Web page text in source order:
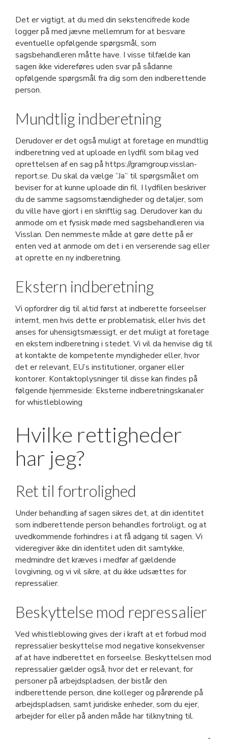
Det er vigtigt, at du med din sekstencifrede kode
logger på med jævne mellemrum for at besvare
eventuelle opfølgende spørgsmål, som
sagsbehandleren måtte have. I visse tilfælde kan
sagen ikke videreføres uden svar på sådanne
opfølgende spørgsmål fra dig som den indberettende
person.
Mundtlig indberetning
Derudover er det også muligt at foretage en mundtlig
indberetning ved at uploade en lydfil som bilag ved
oprettelsen af en sag på https://gramgroup.visslan-
report.se. Du skal da vælge ”Ja” til spørgsmålet om
beviser for at kunne uploade din fil. I lydfilen beskriver
du de samme sagsomstændigheder og detaljer, som
du ville have gjort i en skriftlig sag. Derudover kan du
anmode om et fysisk møde med sagsbehandleren via
Visslan. Den nemmeste måde at gøre dette på er
enten ved at anmode om det i en verserende sag eller
at oprette en ny indberetning.
Ekstern indberetning
Vi opfordrer dig til altid først at indberette forseelser
internt, men hvis dette er problematisk, eller hvis det
anses for uhensigtsmæssigt, er det muligt at foretage
en ekstern indberetning i stedet. Vi vil da henvise dig til
at kontakte de kompetente myndigheder eller, hvor
det er relevant, EU’s institutioner, organer eller
kontorer. Kontaktoplysninger til disse kan findes på
følgende hjemmeside: Eksterne indberetningskanaler
for whistleblowing
Hvilke rettigheder
har jeg?
Ret til fortrolighed
Under behandling af sagen sikres det, at din identitet
som indberettende person behandles fortroligt, og at
uvedkommende forhindres i at få adgang til sagen. Vi
videregiver ikke din identitet uden dit samtykke,
medmindre det kræves i medfør af gældende
lovgivning, og vi vil sikre, at du ikke udsættes for
repressalier.
Beskyttelse mod repressalier
Ved whistleblowing gives der i kraft at et forbud mod
repressalier beskyttelse mod negative konsekvenser
af at have indberettet en forseelse. Beskyttelsen mod
repressalier gælder også, hvor det er relevant, for
personer på arbejdspladsen, der bistår den
indberettende person, dine kolleger og pårørende på
arbejdspladsen, samt juridiske enheder, som du ejer,
arbejder for eller på anden måde har tilknytning til.